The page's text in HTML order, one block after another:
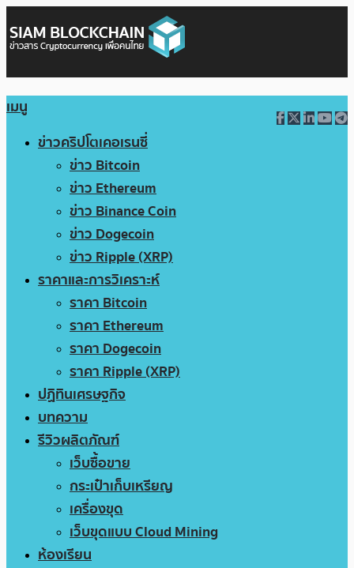
เมนู
ข่าวคริปโตเคอเรนซี่
ข่าว Bitcoin
ข่าว Ethereum
ข่าว Binance Coin
ข่าว Dogecoin
ข่าว Ripple (XRP)
ราคาและการวิเคราะห์
ราคา Bitcoin
ราคา Ethereum
ราคา Dogecoin
ราคา Ripple (XRP)
ปฏิทินเศรษฐกิจ
บทความ
รีวิวผลิตภัณฑ์
เว็บซื้อขาย
กระเป๋าเก็บเหรียญ
เครื่องขุด
เว็บขุดแบบ Cloud Mining
ห้องเรียน